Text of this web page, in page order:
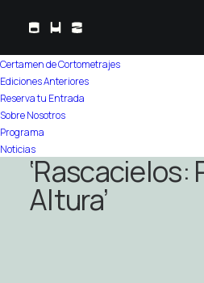
Certamen de Cortometrajes
Ediciones Anteriores
Reserva tu Entrada
Sobre Nosotros
Programa
Noticias
Home Programa
CaixaForum –
‘Rascacielos:
Altura’